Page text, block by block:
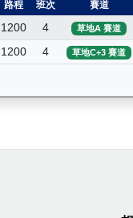
路程 班次 賽道
1200 4 草地A 賽道
1200 4 草地C+3 賽道